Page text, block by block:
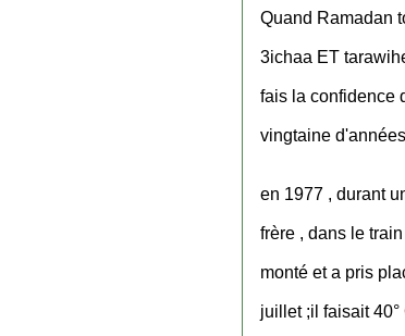
Quand Ramadan
3ichaa ET
fais la confidence
vingtaine
en 1977 , durant
frère , dans le
monté et a pris
juillet ;il faisait